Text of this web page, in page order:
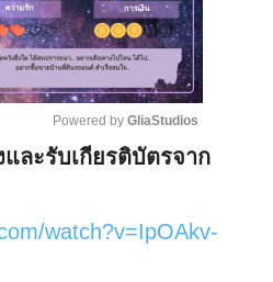
M
e
Powered by GliaStudios
ละรับเกียรติบัตรจาก
watch?v=IpOAkv-